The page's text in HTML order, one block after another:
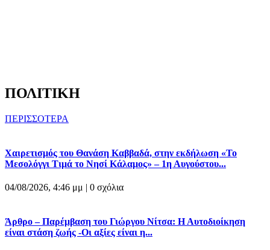
ΠΟΛΙΤΙΚΗ
ΠΕΡΙΣΣΟΤΕΡΑ
Χαιρετισμός του Θανάση Καββαδά, στην εκδήλωση «Το
Μεσολόγγι Τιμά το Νησί Κάλαμος» – 1η Αυγούστου...
04/08/2026, 4:46 μμ | 0 σχόλια
Άρθρο – Παρέμβαση του Γιώργου Νίτσα: Η Αυτοδιοίκηση
είναι στάση ζωής -Οι αξίες είναι η...